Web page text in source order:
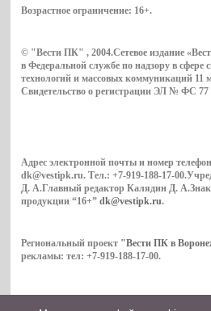
Возрастное ограничение: 16+.
© "Вести ПК" , 2004.Сетевое издание
в Федеральной службе по надзору в
технологий и массовых коммуникаций 11
Свидетельство о регистрации ЭЛ № ФС 77
Адрес электронной почты и номер
dk@vestipk.ru. Тел.: +7-919-188-17-
Д. А.Главный редактор Калядин Д.
продукции “16+”dk@vestipk.ru.
Региональный проект "Вести ПК в
рекламы: тел: +7-919-188-17-00.